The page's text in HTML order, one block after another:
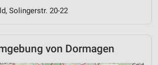
Solingerstr. 20-22
von Dormagen